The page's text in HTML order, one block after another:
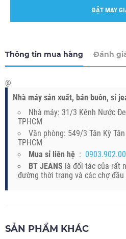
ĐẶT MAY
Thông tin mua hàng Đánh
@
Nhà máy sản xuất, bán buôn, sỉ
Nhà máy: 31/3 Kênh Nước
TPHCM
Văn phòng: 549/3 Tân Kỳ Tân
TPHCM
Mua sỉ liên hệ :
BT JEANS là đối tác của rất
đường thời trang và các chợ đầu
SẢN PHẨM KHÁC